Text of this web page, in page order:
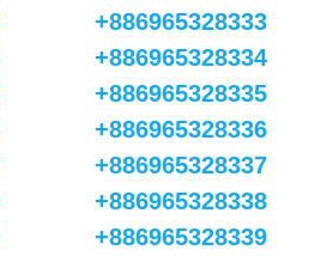
+886965328333
+886965328334
+886965328335
+886965328336
+886965328337
+886965328338
+886965328339